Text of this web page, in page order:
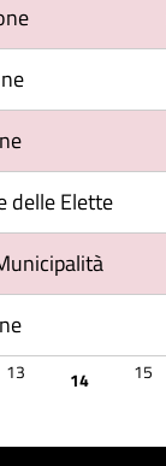
delle Elette
13 14 15